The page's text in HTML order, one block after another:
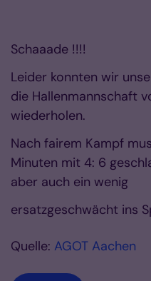
Schaaade !!!!
Leider konnten wir
die Hallenmannschaft
wiederholen.
Nach fairem Kampf
Minuten mit 4: 6
aber auch ein wenig
ersatzgeschwächt ins
Quelle: AGOT Aachen